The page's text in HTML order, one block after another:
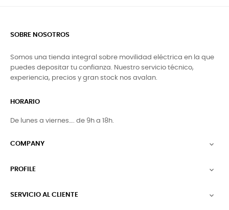
SOBRE NOSOTROS
Somos una tienda integral sobre movilidad eléctrica en la que
puedes depositar tu confianza. Nuestro servicio técnico,
experiencia, precios y gran stock nos avalan.
HORARIO
De lunes a viernes…. de 9h a 18h.
COMPANY 
PROFILE 
SERVICIO AL CLIENTE 